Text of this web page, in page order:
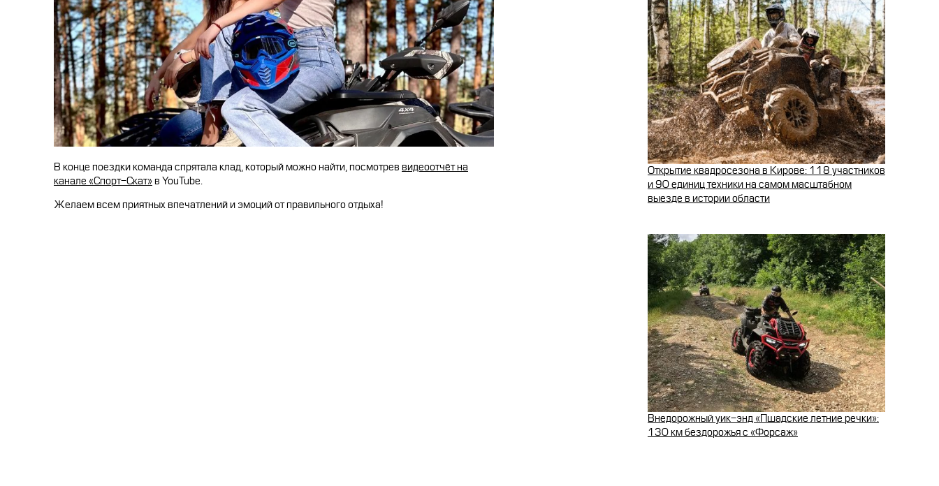
В конце поездки команда спрятала клад, который можно найти, посмотрев видеоотчёт на
канале «Спорт-Скат» в YouTube.
Желаем всем приятных впечатлений и эмоций от правильного отдыха!
Открытие квадросезона в Кирове: 118 участников
и 90 единиц техники на самом масштабном
выезде в истории области
Внедорожный уик-энд «Пшадские летние речки»:
130 км бездорожья с «Форсаж»